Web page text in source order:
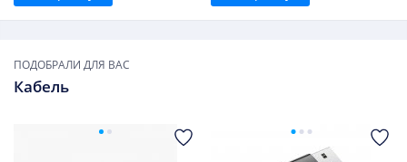
ПОДОБРАЛИ ДЛЯ ВАС
Кабель